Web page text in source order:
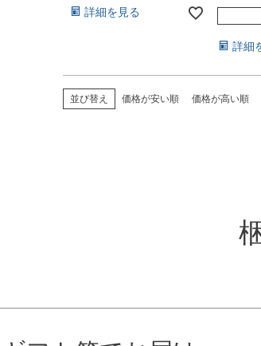
詳細を見る
詳細
並び替え 価格が安い順 価格が高い順